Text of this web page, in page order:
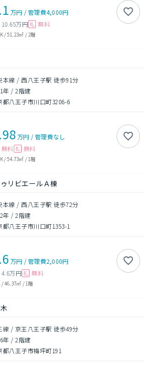
万円 /管理費4,000円
10.65万円 礼 無料
/51.23㎡ / 2階
本線 / 西八王子駅 徒歩91分
年 /2階建
都八王子市川口町3206-6
万円 /管理費なし
無料 礼 無料
/54.73㎡ / 1階
リビエールＡ棟
本線 / 西八王子駅 徒歩72分
年 /2階建
都八王子市川口町1353-1
万円 /管理費2,000円
4.6万円 礼 無料
/46.37㎡ / 1階
線 / 京王八王子駅 徒歩49分
年 /2階建
都八王子市梅坪町191